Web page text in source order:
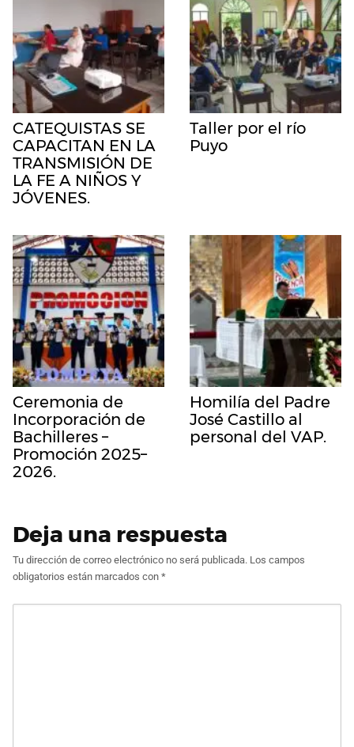
CATEQUISTAS SE
CAPACITAN EN LA
TRANSMISIÓN DE
LA FE A NIÑOS Y
JÓVENES.
Taller por el río
Puyo
Ceremonia de
Incorporación de
Bachilleres –
Promoción 2025–
2026.
Homilía del Padre
José Castillo al
personal del VAP.
Deja una respuesta
Tu dirección de correo electrónico no será publicada. Los campos
obligatorios están marcados con *